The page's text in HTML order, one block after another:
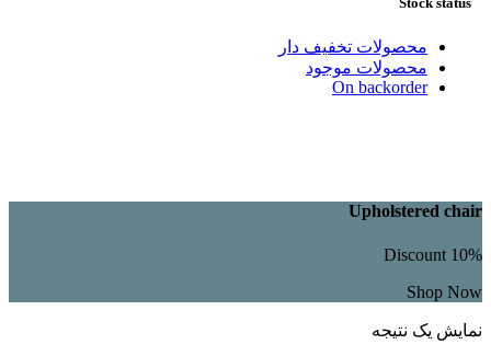
محصولات تخفیف دار
محصولات موجود
On backorder
Upholstered chair
Discount 10%
Shop Now
نمایش یک نتیجه